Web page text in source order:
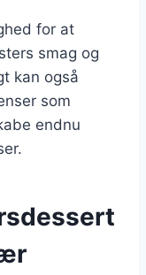
for at
smag og
kan også
som
endnu